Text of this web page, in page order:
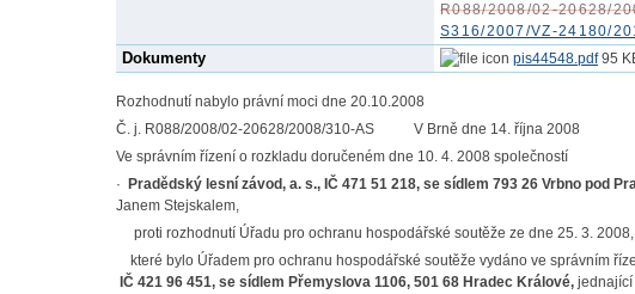
R088/2008/02-20628/
S316/2007/VZ-24180/
Dokumenty pis44548.pdf95
Rozhodnutí nabylo právní moci dne 20.10.2008
Č. j. R088/2008/02-20628/2008/310-AS V Brně dne 14. října 2008
Ve správním řízení o rozkladu doručeném dne 10. 4. 2008 společností
·
Pradědský lesní závod, a. s., IČ 471 51 218, se sídlem 793 26 Vrbno pod
Janem Stejskalem,
proti rozhodnutí Úřadu pro ochranu hospodářské soutěže ze dne 25. 3.
které bylo Úřadem pro ochranu hospodářské soutěže vydáno ve správním
IČ 421 96 451, se sídlem Přemyslova 1106, 501 68 Hradec Králové, jednající